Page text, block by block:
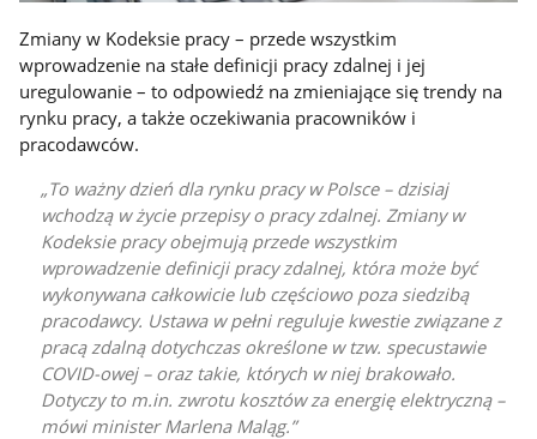
Zmiany w Kodeksie pracy – przede wszystkim
wprowadzenie na stałe definicji pracy zdalnej i jej
uregulowanie – to odpowiedź na zmieniające się trendy na
rynku pracy, a także oczekiwania pracowników i
pracodawców.
To ważny dzień dla rynku pracy w Polsce – dzisiaj
wchodzą w życie przepisy o pracy zdalnej. Zmiany w
Kodeksie pracy obejmują przede wszystkim
wprowadzenie definicji pracy zdalnej, która może być
wykonywana całkowicie lub częściowo poza siedzibą
pracodawcy. Ustawa w pełni reguluje kwestie związane z
pracą zdalną dotychczas określone w tzw. specustawie
COVID-owej – oraz takie, których w niej brakowało.
Dotyczy to m.in. zwrotu kosztów za energię elektryczną –
mówi minister Marlena Maląg.